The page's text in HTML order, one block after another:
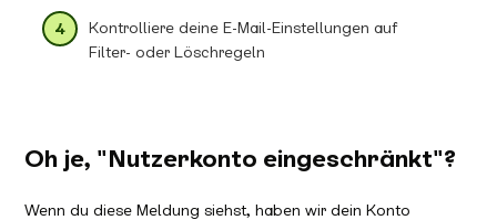
Kontrolliere deine E-Mail-Einstellungen auf
Filter- oder Löschregeln
Oh je, "Nutzerkonto eingeschränkt"?
Wenn du diese Meldung siehst, haben wir dein Konto